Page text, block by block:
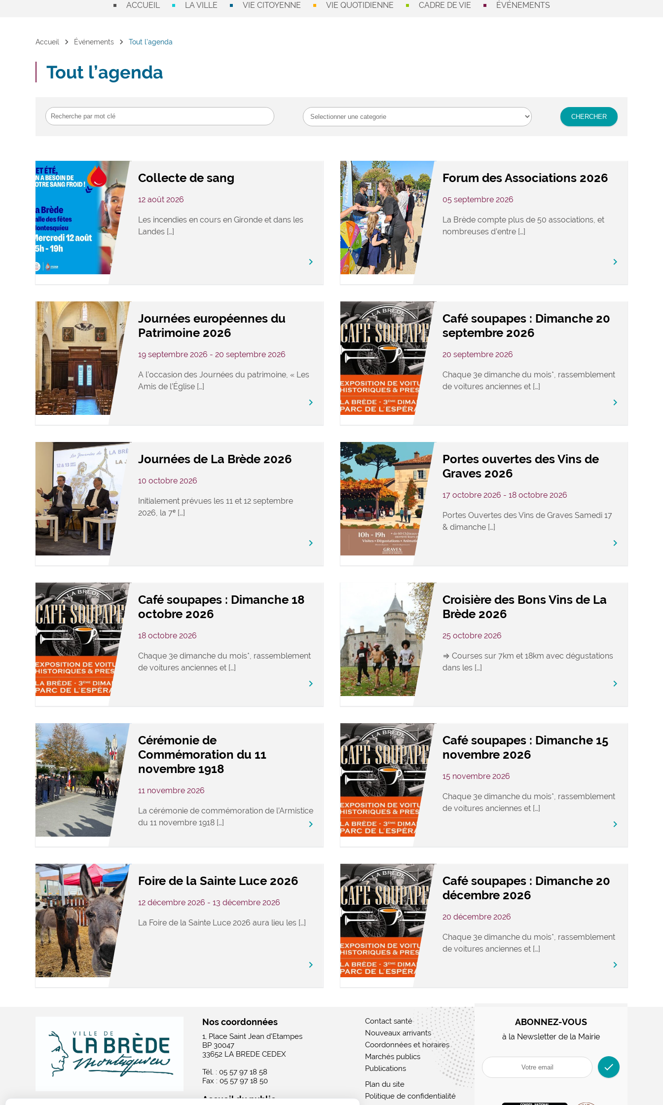
ACCUEIL LA VILLE VIE CITOYENNE VIE QUOTIDIENNE CADRE DE VIE ÉVÉNEMENTS
Accueil chevron_right Événements chevron_right Tout l’agenda
Tout l’agenda
Collecte de sang
12 août 2026
Les incendies en cours en Gironde et dans les
Landes […]
keyboard_arrow_right
Forum des Associations 2026
05 septembre 2026
La Brède compte plus de 50 associations, et
nombreuses d’entre […]
keyboard_arrow_right
Journées européennes du
Patrimoine 2026
19 septembre 2026 - 20 septembre 2026
A l’occasion des Journées du patrimoine, « Les
Amis de l’Église […]
keyboard_arrow_right
Café soupapes : Dimanche 20
septembre 2026
20 septembre 2026
Chaque 3e dimanche du mois*, rassemblement
de voitures anciennes et […]
keyboard_arrow_right
Journées de La Brède 2026
10 octobre 2026
Initialement prévues les 11 et 12 septembre
2026, la 7ᵉ […]
keyboard_arrow_right
Portes ouvertes des Vins de
Graves 2026
17 octobre 2026 - 18 octobre 2026
Portes Ouvertes des Vins de Graves Samedi 17
& dimanche […]
keyboard_arrow_right
Café soupapes : Dimanche 18
octobre 2026
18 octobre 2026
Chaque 3e dimanche du mois*, rassemblement
de voitures anciennes et […]
keyboard_arrow_right
Croisière des Bons Vins de La
Brède 2026
25 octobre 2026
⇒ Courses sur 7km et 18km avec dégustations
dans les […]
keyboard_arrow_right
Cérémonie de
Commémoration du 11
novembre 1918
11 novembre 2026
La cérémonie de commémoration de l’Armistice
du 11 novembre 1918 […]
keyboard_arrow_right
Café soupapes : Dimanche 15
novembre 2026
15 novembre 2026
Chaque 3e dimanche du mois*, rassemblement
de voitures anciennes et […]
keyboard_arrow_right
Foire de la Sainte Luce 2026
12 décembre 2026 - 13 décembre 2026
La Foire de la Sainte Luce 2026 aura lieu les […]
keyboard_arrow_right
Café soupapes : Dimanche 20
décembre 2026
20 décembre 2026
Chaque 3e dimanche du mois*, rassemblement
de voitures anciennes et […]
keyboard_arrow_right
Nos coordonnées
1, Place Saint Jean d'Etampes
BP 30047
33652 LA BREDE CEDEX
Tél. : 05 57 97 18 58
Fax : 05 57 97 18 50
Accueil du public
Contact santé
Nouveaux arrivants
Coordonnées et horaires
Marchés publics
Publications
Plan du site
Politique de confidentialité
ABONNEZ-VOUS
à la Newsletter de la Mairie
check